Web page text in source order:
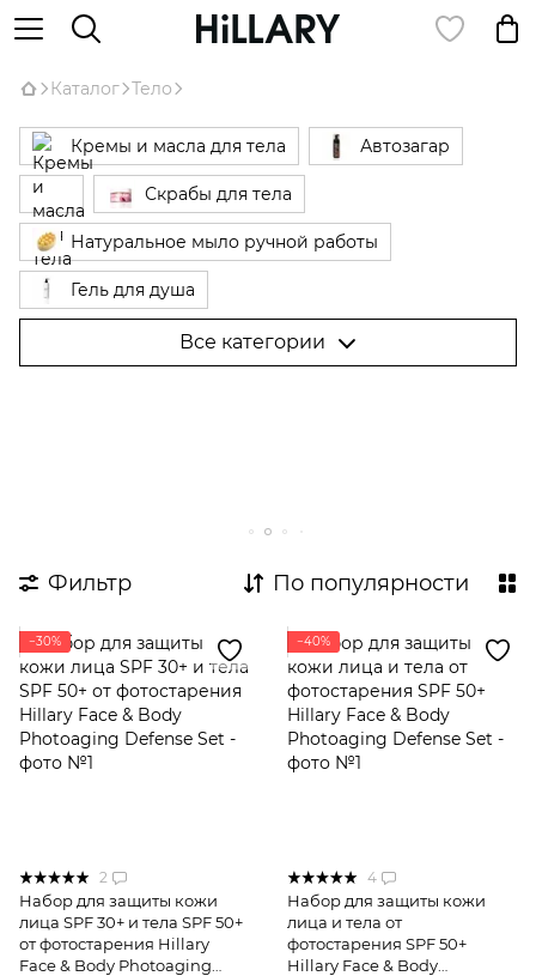
Каталог Тело
Кремы и масла для тела Автозагар
Скрабы для тела
Натуральное мыло ручной работы
Гель для душа
Гель для интимной гигиены
Антицеллюлитные обертывания
Крем для рук Уход за стопами
Экспертные комплексы для тела
Пробники для тела
Средства от высыпаний
Все категории
Фильтр По популярности
−30%
2
Набор для защиты кожи
лица SPF 30+ и тела SPF 50+
от фотостарения Hillary
Face & Body Photoaging
−40%
4
Набор для защиты кожи
лица и тела от
фотостарения SPF 50+
Hillary Face & Body